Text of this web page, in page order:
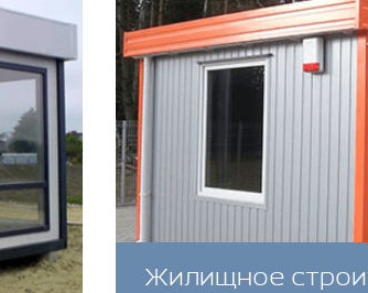
Жилищное